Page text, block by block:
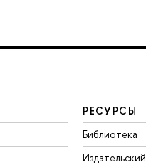
РЕСУРСЫ
Библиотека